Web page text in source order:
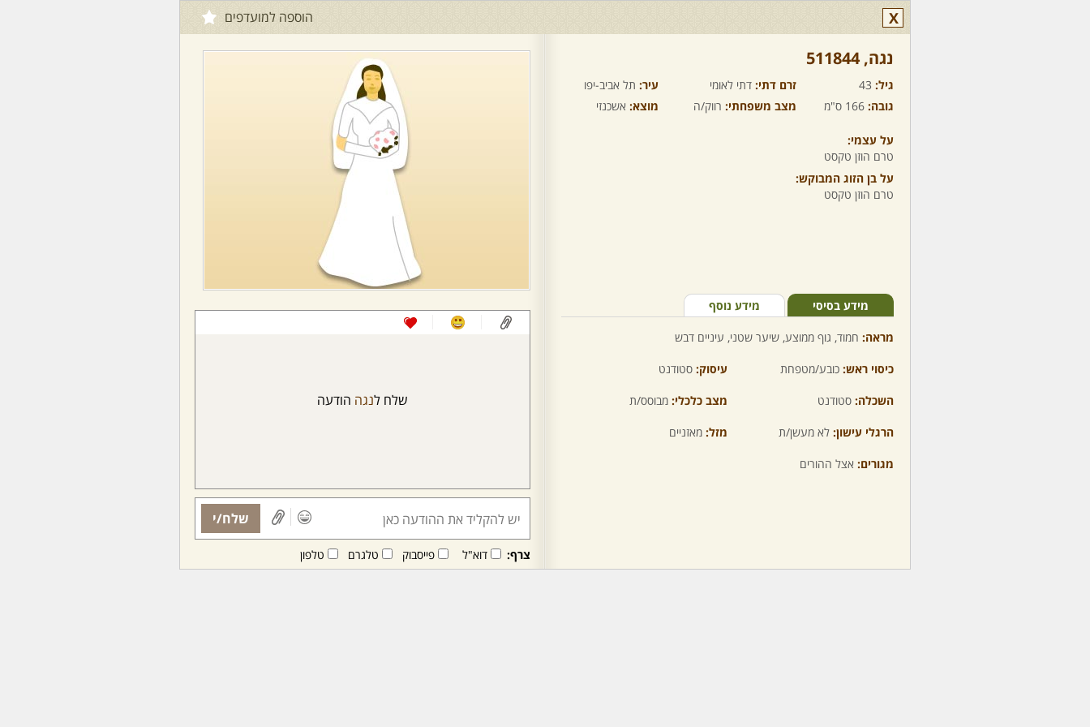
X הוספה למועדפים
נגה,‏ 511844
גיל: 43 זרם דתי: דתי לאומי עיר: תל אביב-יפו
גובה: 166 ס"מ מצב משפחתי: רווק/ה מוצא: אשכנזי
על עצמי:
טרם הוזן טקסט
על בן הזוג המבוקש:
טרם הוזן טקסט
מידע בסיסי מידע נוסף
מראה: חמוד, גוף ממוצע, שיער שטני, עיניים דבש
כיסוי ראש: כובע/מטפחת עיסוק: סטודנט
השכלה: סטודנט מצב כלכלי: מבוסס/ת
הרגלי עישון: לא מעשן/ת מזל: מאזניים
מגורים: אצל ההורים
שלח לנגה הודעה
שלח/י
צרף: דוא"ל פייסבוק טלגרם טלפון